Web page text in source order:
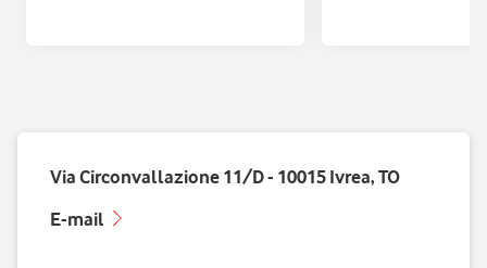
Via Circonvallazione 11/D - 10015 Ivrea, TO
E-mail